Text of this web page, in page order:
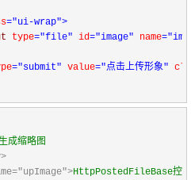
="ui-wrap">
type="file" id="image" name
="submit" value="点击上传形象"
成缩略图
HttpPostedFileBase控件